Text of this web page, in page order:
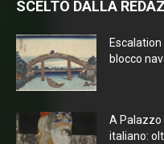
SCELTO DALLA
blocco
A Palazzo
italiano: